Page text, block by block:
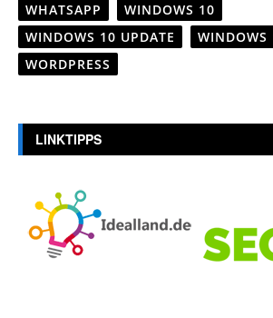
WHATSAPP
WINDOWS 10
WINDOWS 10 UPDATE
WINDOWS
WORDPRESS
LINKTIPPS